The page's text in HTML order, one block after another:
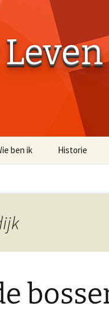
ben ik Historie